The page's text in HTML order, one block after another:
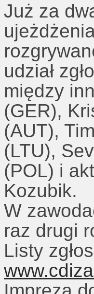
Już za
udział
między
(GER),
(AUT),
(LTU),
(POL) i
Kozubik.
W
raz drugi
Listy